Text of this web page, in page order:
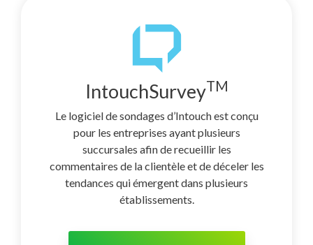
IntouchSurveyTM
Le logiciel de sondages d’Intouch est conçu
pour les entreprises ayant plusieurs
succursales afin de recueillir les
commentaires de la clientèle et de déceler les
tendances qui émergent dans plusieurs
établissements.